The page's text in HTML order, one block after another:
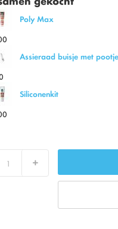
Poly Max
Assieraad buisje met
Siliconenkit
Verhoog